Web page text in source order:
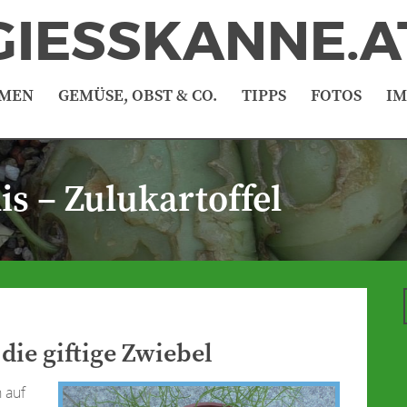
GEMÜSE, OBST & CO. TIPPS FOTOS
– Zulukartoffel
giftige Zwiebel
auf